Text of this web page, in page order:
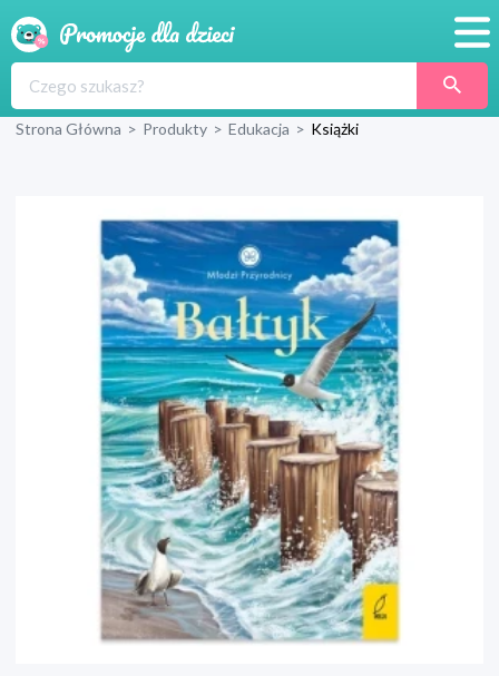
Produkty
Blog
Wyprawka
Strona Główna > Produkty > Edukacja > Książki